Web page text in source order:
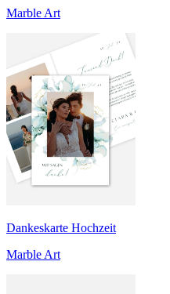
Marble Art
Dankeskarte Hochzeit
Marble Art